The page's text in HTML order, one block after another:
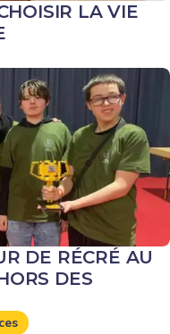
LA VIE
DE RÉCRÉ AU
DES